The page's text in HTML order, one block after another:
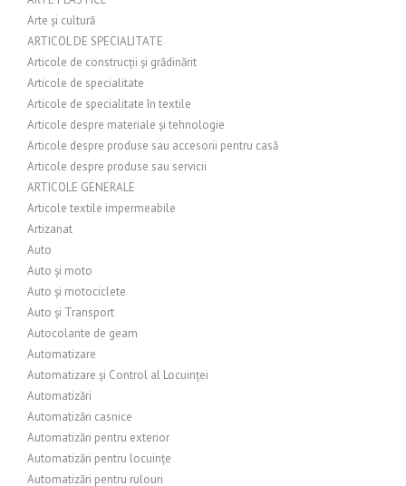
Arte și cultură
ARTICOL DE SPECIALITATE
Articole de construcții și grădinărit
Articole de specialitate
Articole de specialitate în textile
Articole despre materiale și tehnologie
Articole despre produse sau accesorii pentru casă
Articole despre produse sau servicii
ARTICOLE GENERALE
Articole textile impermeabile
Artizanat
Auto
Auto și moto
Auto și motociclete
Auto și Transport
Autocolante de geam
Automatizare
Automatizare și Control al Locuinței
Automatizări
Automatizări casnice
Automatizări pentru exterior
Automatizări pentru locuințe
Automatizări pentru rulouri